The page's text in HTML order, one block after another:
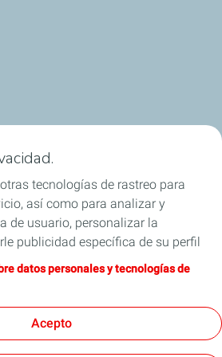
tecnologías de rastreo para
así como para analizar y
de usuario, personalizar la
publicidad específica de su perfil
sitios asociados, y permitirle
en las redes sociales. Puede
en el botón «Gérer mes cookies»
hacer clic en el botón «J’accepte»
datos personales y tecnologías de
Acepto